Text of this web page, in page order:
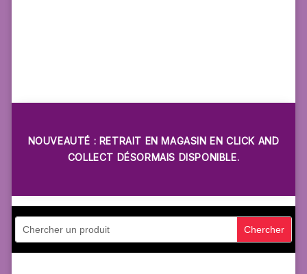
NOUVEAUTÉ : RETRAIT EN MAGASIN EN CLICK AND
COLLECT DÉSORMAIS DISPONIBLE.